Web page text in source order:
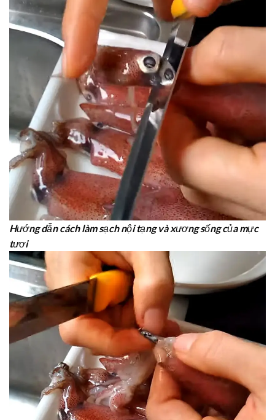
Hướng dẫn cách làm sạch nội tạng và xương sống của mực
tươi